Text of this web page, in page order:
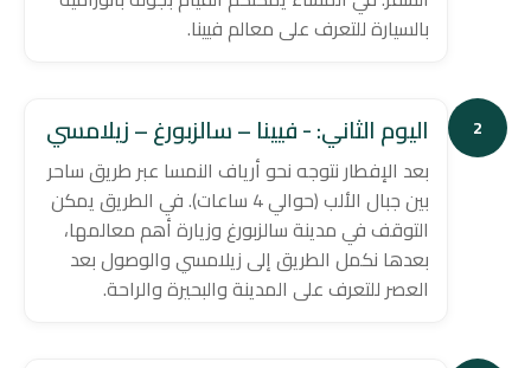
بالسيارة للتعرف على معالم فيينا.
2 اليوم الثاني: - فيينا – سالزبورغ – زيلامسي
بعد الإفطار نتوجه نحو أرياف النمسا عبر طريق ساحر
بين جبال الألب (حوالي 4 ساعات). في الطريق يمكن
التوقف في مدينة سالزبورغ وزيارة أهم معالمها،
بعدها نكمل الطريق إلى زيلامسي والوصول بعد
العصر للتعرف على المدينة والبحيرة والراحة.